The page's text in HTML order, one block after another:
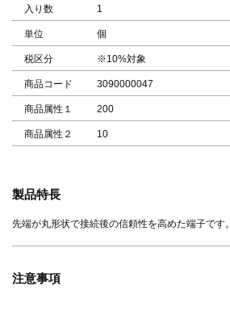
入り数 1
単位 個
税区分 ※10%対象
商品コード 3090000047
商品属性１ 200
商品属性２ 10
製品特長
先端が丸形状で接続後の信頼性を高めた端子です。
注意事項